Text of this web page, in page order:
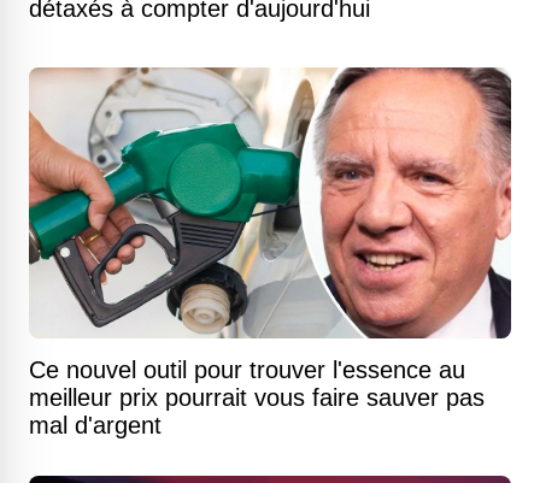
détaxés à compter d'aujourd'hui
Ce nouvel outil pour trouver l'essence au
meilleur prix pourrait vous faire sauver pas
mal d'argent